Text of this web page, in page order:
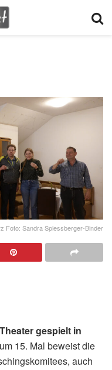
Foto: Sandra Spiessberger-Binder
gespielt in
15. Mal beweist die
auch